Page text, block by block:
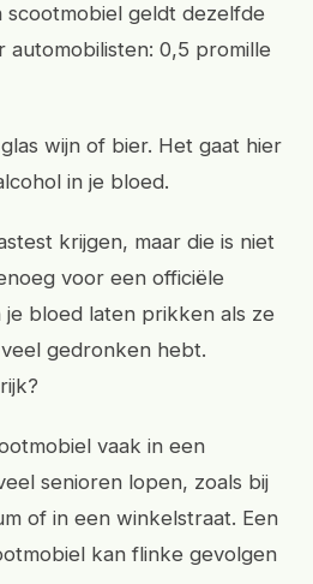
scootmobiel geldt dezelfde
automobilisten: 0,5 promille
wijn of bier. Het gaat hier
in je bloed.
krijgen, maar die is niet
voor een officiële
bloed laten prikken als ze
gedronken hebt.
vaak in een
senioren lopen, zoals bij
of in een winkelstraat. Een
kan flinke gevolgen